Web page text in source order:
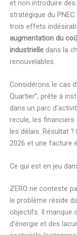
et non introduire
stratégique du
trois effets
augmentation du
industrielle dans la
renouvelables.
Considérons le cas
Quartier”, prête à
dans un parc
recule, les
les délais. Résultat
2026 et une facture
Ce qui est en jeu
ZERO ne conteste
le problème réside
objectifs. Il manque
d’énergie et des